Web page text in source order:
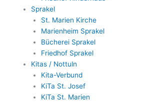
Sprakel
St. Marien Kirche
Marienheim Sprakel
Bücherei Sprakel
Friedhof Sprakel
Kitas / Nottuln
Kita-Verbund
KiTa St. Josef
KiTa St. Marien